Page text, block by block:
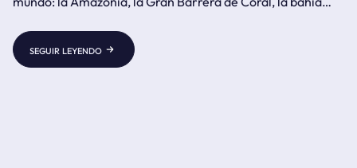
la Calzada de los Gigantes.
seguir leyendo